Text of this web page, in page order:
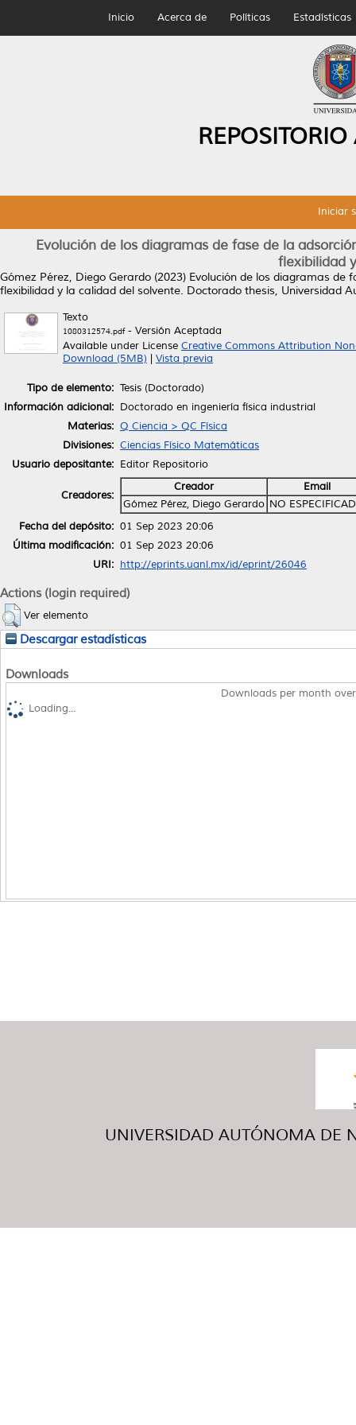
Inicio Acerca de Políticas Estadísticas
Iniciar
Evolución de los diagramas de fase de la
flexibilidad
Gómez Pérez, Diego Gerardo (2023) Evolución de los diagramas de
flexibilidad y la calidad del solvente. Doctorado thesis, Universidad
Texto
1080312574.pdf- Versión Aceptada
Available under License Creative Commons Attribution
Download (5MB)
Vista previa
Tipo de elemento: Tesis (Doctorado)
Información adicional: Doctorado en ingeniería física industrial
Materias: Q Ciencia > QC Física
Divisiones: Ciencias Físico Matemáticas
Usuario depositante: Editor Repositorio
Creadores:
Creador
Email
Gómez Pérez, Diego Gerardo NO
Fecha del depósito: 01 Sep 2023 20:06
Última modificación: 01 Sep 2023 20:06
URI: http://eprints.uanl.mx/id/eprint/26046
Actions (login required)
Ver elemento
Descargar estadísticas
Downloads
Downloads per month
Loading...
UNIVERSIDAD AUTÓNOMA DE